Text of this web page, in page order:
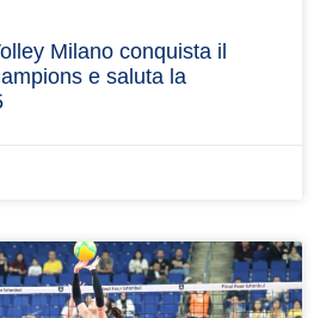
Milano conquista il
e saluta la